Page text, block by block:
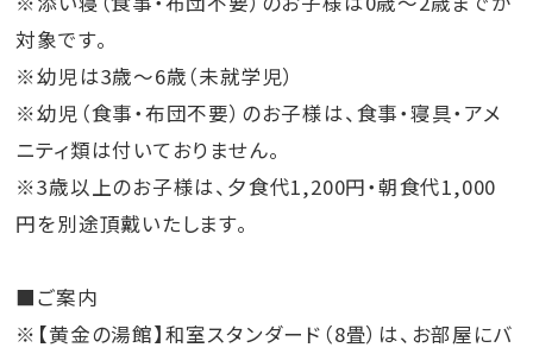
対象です。
※幼児は3歳～6歳（未就学児）
※幼児（食事・布団不要）のお子様は、食事・寝具・アメ
ニティ類は付いておりません。
※3歳以上のお子様は、夕食代1,200円・朝食代1,000
円を別途頂戴いたします。
■ご案内
※【黄金の湯館】和室スタンダード（8畳）は、お部屋にバ